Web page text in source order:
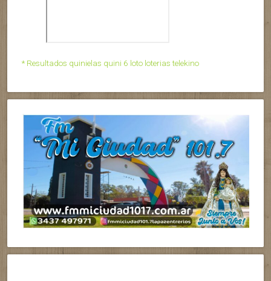
* Resultados quinielas quini 6 loto loterias telekino